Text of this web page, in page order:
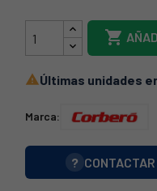

Últimas unidades
Marca:
?